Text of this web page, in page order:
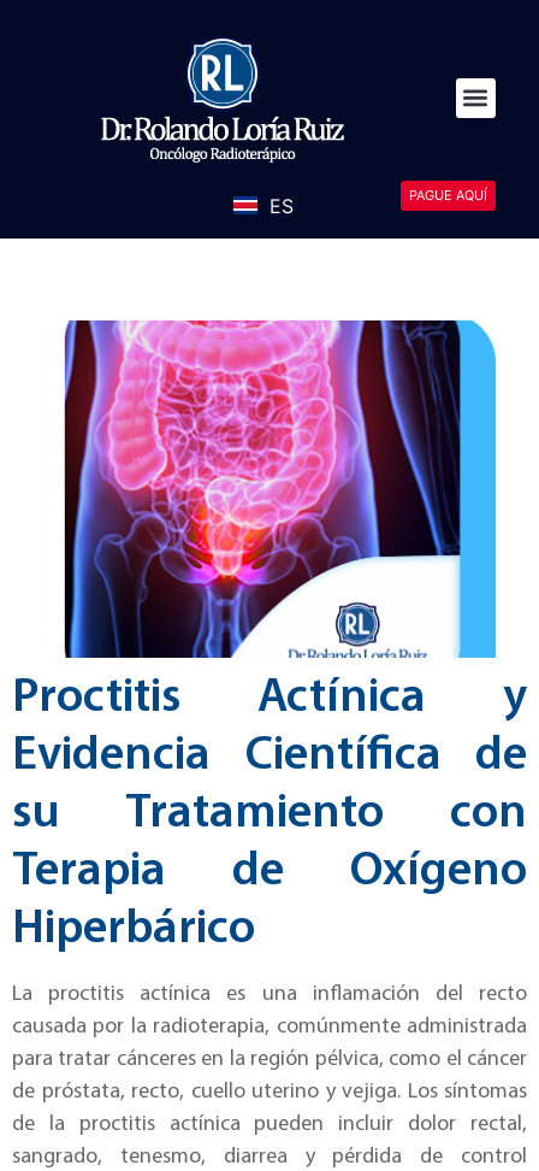
PAGUE AQUÍ
ES
EN
Proctitis Actínica y
Evidencia Científica de
su Tratamiento con
Terapia de Oxígeno
Hiperbárico
La proctitis actínica es una inflamación del recto
causada por la radioterapia, comúnmente administrada
para tratar cánceres en la región pélvica, como el cáncer
de próstata, recto, cuello uterino y vejiga. Los síntomas
de la proctitis actínica pueden incluir dolor rectal,
sangrado, tenesmo, diarrea y pérdida de control